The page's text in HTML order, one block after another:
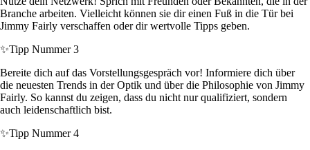
Branche arbeiten. Vielleicht können sie dir einen Fuß in die Tür bei
Jimmy Fairly verschaffen oder dir wertvolle Tipps geben.
✨Tipp Nummer 3
Bereite dich auf das Vorstellungsgespräch vor! Informiere dich über
die neuesten Trends in der Optik und über die Philosophie von Jimmy
Fairly. So kannst du zeigen, dass du nicht nur qualifiziert, sondern
auch leidenschaftlich bist.
✨Tipp Nummer 4